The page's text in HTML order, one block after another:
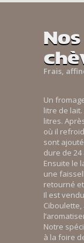
Frais,
Un
litre de
litres.
où il
sont
dure de 24
Ensuite le
une
retourné
Il est
Notre
à la foire